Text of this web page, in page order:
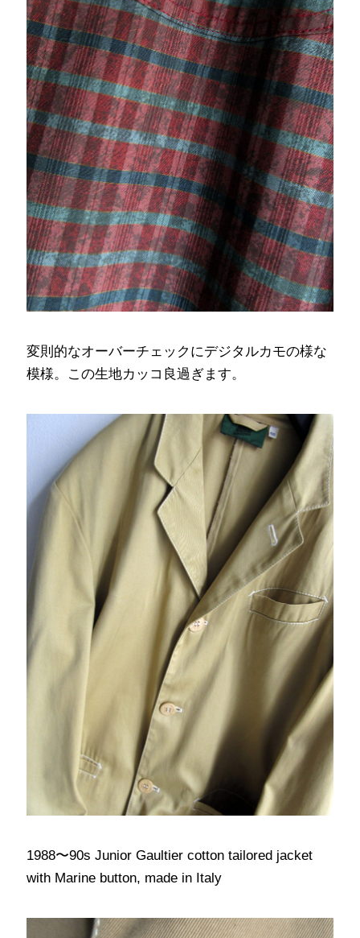
変則的なオーバーチェックにデジタルカモの様な
模様。この生地カッコ良過ぎます。
1988〜90s Junior Gaultier cotton tailored jacket
with Marine button, made in Italy